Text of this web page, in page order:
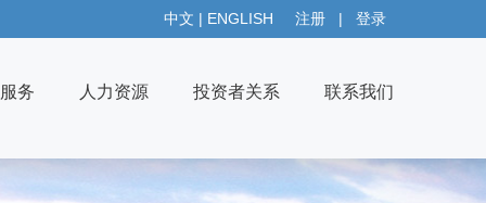
注册 | 登录
中文 | ENGLISH
务 人力资源 投资者关系 联系我们